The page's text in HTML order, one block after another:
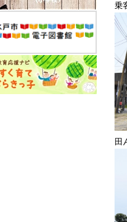
乗
田